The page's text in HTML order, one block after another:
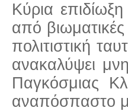
Κύρια
από
πολιτιστική
ανακαλύψει
Παγκόσμιας
αναπόσπαστο